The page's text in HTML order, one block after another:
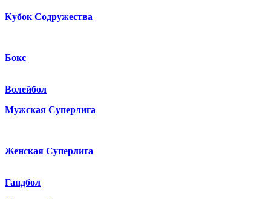
Кубок Содружества
Бокс
Волейбол
Мужская Суперлига
Женская Суперлига
Гандбол